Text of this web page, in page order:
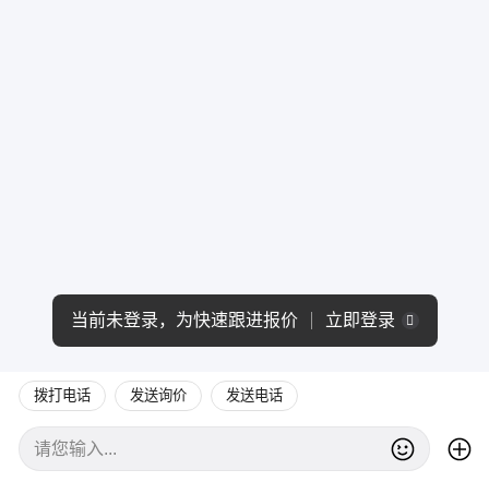
拨打电话 发送询价 发送电话
当前未登录，为快速跟进报价 立即登录